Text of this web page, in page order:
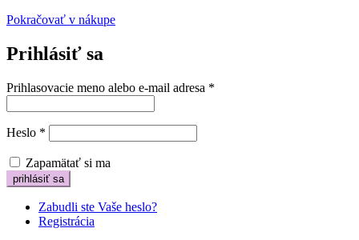
Pokračovať v nákupe
Prihlásiť sa
Prihlasovacie meno alebo e-mail adresa *
Heslo *
Zapamätať si ma
Zabudli ste Vaše heslo?
Registrácia